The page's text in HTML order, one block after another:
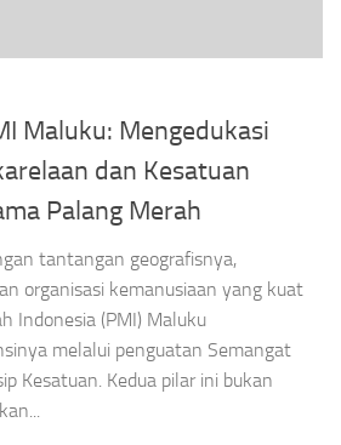
Maluku: Mengedukasi
dan Kesatuan
Palang Merah
tantangan geografisnya,
organisasi kemanusiaan yang kuat
Indonesia (PMI) Maluku
melalui penguatan Semangat
Kesatuan. Kedua pilar ini bukan